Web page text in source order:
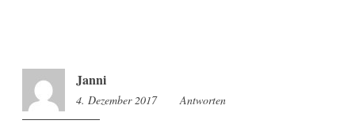
Janni
4. Dezember 2017 12:11
Antworten